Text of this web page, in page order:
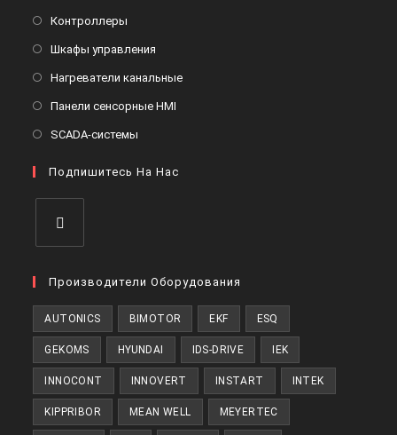
Контроллеры
Шкафы управления
Нагреватели канальные
Панели сенсорные HMI
SCADA-системы
Подпишитесь На Нас
Производители Оборудования
AUTONICS BIMOTOR EKF ESQ
GEKOMS HYUNDAI IDS-DRIVE IEK
INNOCONT INNOVERT INSTART INTEK
KIPPRIBOR MEAN WELL MEYERTEC